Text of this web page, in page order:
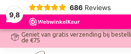
9,8
686 Reviews
Geniet van gratis verzending bij
de €75